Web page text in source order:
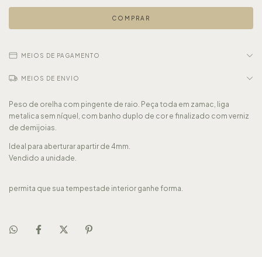
MEIOS DE PAGAMENTO
MEIOS DE ENVIO
Peso de orelha com pingente de raio. Peça toda em zamac, liga
metalica sem níquel, com banho duplo de cor e finalizado com verniz
de demijoias.
Ideal para aberturar apartir de 4mm.
Vendido a unidade.
permita que sua tempestade interior ganhe forma.